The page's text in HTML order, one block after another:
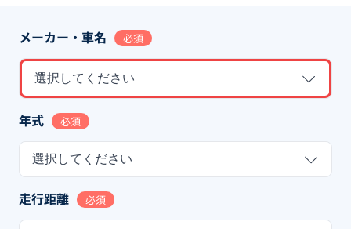
メーカー・車名 必須
選択してください
年式 必須
選択してください
走行距離 必須